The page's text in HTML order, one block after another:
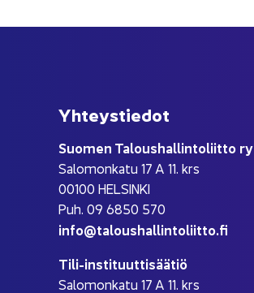
Yh­teys­tie­dot
Suo­men Ta­lous­hal­lin­to­liit­to ry
Sa­lo­mon­ka­tu 17 A 11. krs
00100 HEL­SIN­KI
Puh. 09 6850 570
info@ta­lous­hal­lin­to­liit­to.fi
Tili-​instituuttisäätiö
Sa­lo­mon­ka­tu 17 A 11. krs